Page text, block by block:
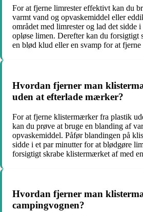
For at fjerne limrester effektivt kan du
varmt vand og opvaskemiddel eller
området med limrester og lad det sidde
opløse limen. Derefter kan du forsigtigt
en blød klud eller en svamp for at fjerne
Hvordan fjerner man
uden at efterlade mærker?
For at fjerne klistermærker fra plastik
kan du prøve at bruge en blanding af
opvaskemiddel. Påfør blandingen på
sidde i et par minutter for at blødgøre
forsigtigt skrabe klistermærket af med
Hvordan fjerner man
campingvognen?